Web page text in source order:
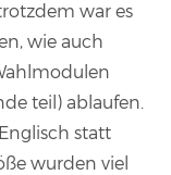
war es
wie auch
teil) ablaufen.
statt
wurden viel